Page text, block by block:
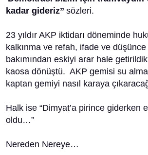
kadar gideriz’’ sözleri.
23 yıldır AKP iktidarı döneminde
kalkınma ve refah, ifade ve
bakımından eskiyi arar hale
kaosa dönüştü. AKP gemisi su
kaptan gemiyi nasıl karaya
Halk ise “Dimyat’a pirince giderken
oldu…”
Nereden Nereye…